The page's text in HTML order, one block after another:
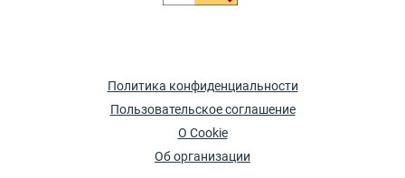
Политика конфиденциальности
Пользовательское соглашение
О Cookie
Об организации